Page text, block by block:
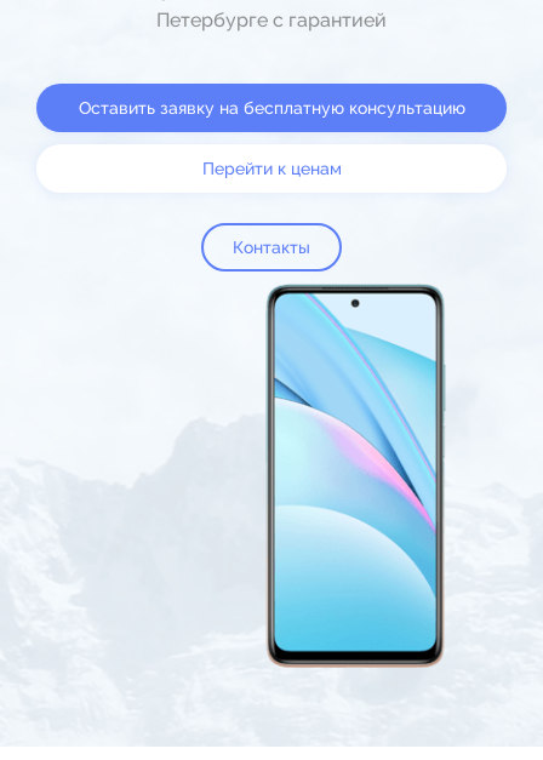
Петербурге с гарантией
Оставить заявку на бесплатную консультацию
Перейти к ценам
Контакты